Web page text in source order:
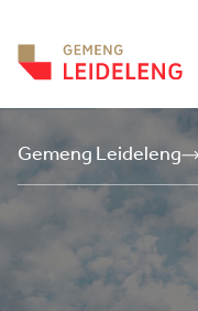
Gemeng Leideleng